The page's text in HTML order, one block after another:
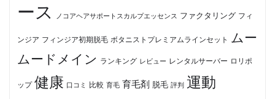
ース
ノコアヘアサポートスカルプエッセンス ファクタリング フィ
ンジア フィンジア初期脱毛 ボタニストプレミアムラインセット ムー
ムードメイン ランキング レビュー レンタルサーバー ロリポ
ップ 健康 口コミ 比較 育毛 育毛剤 脱毛 評判 運動